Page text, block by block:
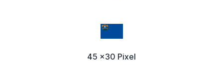
45 x30 Pixel